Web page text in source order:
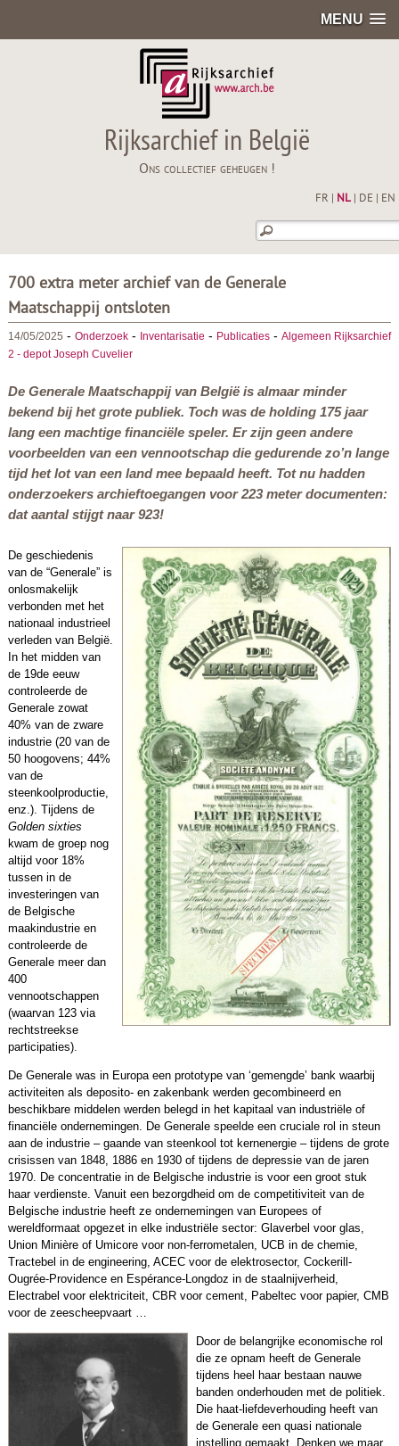
MENU
Rijksarchief in België
Ons collectief geheugen !
FR NL| DE EN
700 extra meter archief van de Generale
Maatschappij ontsloten
14/05/2025 - Onderzoek- Inventarisatie - Publicaties- Algemeen Rijksarchief
2 - depot Joseph Cuvelier
De Generale Maatschappij van België is almaar minder
bekend bij het grote publiek. Toch was de holding 175 jaar
lang een machtige financiële speler. Er zijn geen andere
voorbeelden van een vennootschap die gedurende zo’n lange
tijd het lot van een land mee bepaald heeft. Tot nu hadden
onderzoekers archieftoegangen voor 223 meter documenten:
dat aantal stijgt naar 923!
De geschiedenis
van de “Generale” is
onlosmakelijk
verbonden met het
nationaal industrieel
verleden van België.
In het midden van
de 19de eeuw
controleerde de
Generale zowat
40% van de zware
industrie (20 van de
50 hoogovens; 44%
van de
steenkoolproductie,
enz.). Tijdens de
Golden sixties
kwam de groep nog
altijd voor 18%
tussen in de
investeringen van
de Belgische
maakindustrie en
controleerde de
Generale meer dan
400
vennootschappen
(waarvan 123 via
rechtstreekse
participaties).
De Generale was in Europa een prototype van ‘gemengde’ bank waarbij
activiteiten als deposito- en zakenbank werden gecombineerd en
beschikbare middelen werden belegd in het kapitaal van industriële of
financiële ondernemingen. De Generale speelde een cruciale rol in steun
aan de industrie – gaande van steenkool tot kernenergie – tijdens de grote
crisissen van 1848, 1886 en 1930 of tijdens de depressie van de jaren
1970. De concentratie in de Belgische industrie is voor een groot stuk
haar verdienste. Vanuit een bezorgdheid om de competitiviteit van de
Belgische industrie heeft ze ondernemingen van Europees of
wereldformaat opgezet in elke industriële sector: Glaverbel voor glas,
Union Minière of Umicore voor non-ferrometalen, UCB in de chemie,
Tractebel in de engineering, ACEC voor de elektrosector, Cockerill-
Ougrée-Providence en Espérance-Longdoz in de staalnijverheid,
Electrabel voor elektriciteit, CBR voor cement, Pabeltec voor papier, CMB
voor de zeescheepvaart …
Door de belangrijke economische rol
die ze opnam heeft de Generale
tijdens heel haar bestaan nauwe
banden onderhouden met de politiek.
Die haat-liefdeverhouding heeft van
de Generale een quasi nationale
instelling gemaakt. Denken we maar